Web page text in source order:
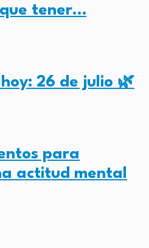
tener…
26 de julio 🌿
para
actitud mental